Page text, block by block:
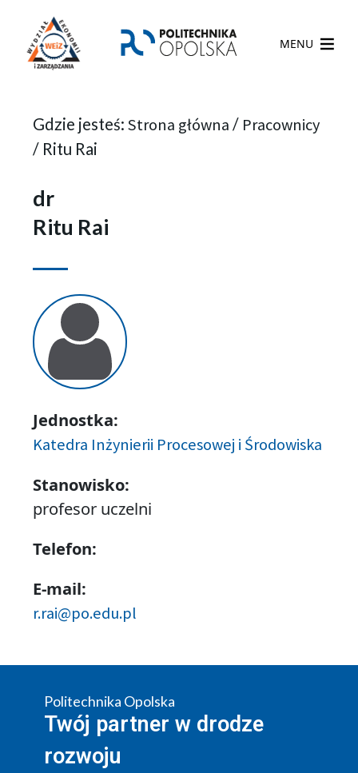
MENU
Gdzie jesteś: Strona główna / Pracownicy
/ Ritu Rai
dr
Ritu Rai
Jednostka:
Katedra Inżynierii Procesowej i Środowiska
Stanowisko:
profesor uczelni
Telefon:
E-mail:
r.rai@po.edu.pl
Politechnika Opolska
Twój partner w drodze
rozwoju